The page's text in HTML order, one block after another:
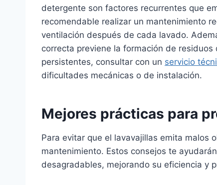
detergente son factores recurrentes que
recomendable realizar un mantenimiento
ventilación después de cada lavado.
correcta previene la formación de
persistentes, consultar con un servicio
dificultades mecánicas o de instalación.
Mejores prácticas para
Para evitar que el lavavajillas emita malos
mantenimiento. Estos consejos te
desagradables, mejorando su eficiencia y